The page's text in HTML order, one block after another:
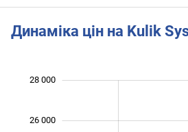
Динаміка цін на Kulik
26 000
28 000